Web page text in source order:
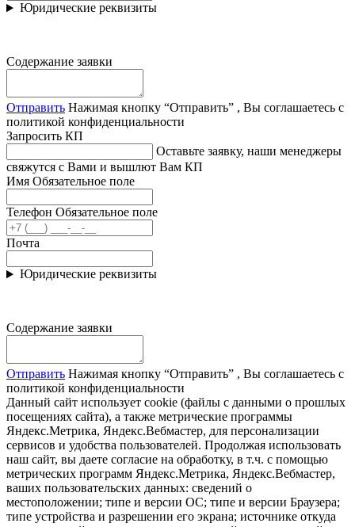
Юридические реквизиты
Содержание заявки
Отправить Нажимая кнопку “Отправить” , Вы соглашаетесь с
политикой конфиденциальности
Запросить КП
Оставьте заявку, наши менеджеры
свяжутся с Вами и вышлют Вам КП
Имя Обязательное поле
Телефон Обязательное поле
Почта
Юридические реквизиты
Содержание заявки
Отправить Нажимая кнопку “Отправить” , Вы соглашаетесь с
политикой конфиденциальности
Данный сайт использует cookie (файлы с данными о прошлых
посещениях сайта), а также метрические программы
Яндекс.Метрика, Яндекс.Вебмастер, для персонализации
сервисов и удобства пользователей. Продолжая использовать
наш сайт, вы даете согласие на обработку, в т.ч. с помощью
метрических программ Яндекс.Метрика, Яндекс.Вебмастер,
ваших пользовательских данных: сведений о
местоположении; типе и версии ОС; типе и версии Браузера;
типе устройства и разрешении его экрана; источнике откуда